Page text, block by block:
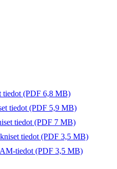
tiedot (PDF 6,8 MB)
tiedot (PDF 5,9 MB)
tiedot (PDF 7 MB)
tiedot (PDF 3,5 MB)
tiedot (PDF 3,5 MB)